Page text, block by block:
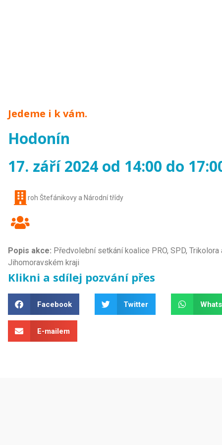
Jedeme i k vám.
Hodonín
17. září 2024 od 14:00 do
roh Štefánikovy a Národní třídy
Popis akce: Předvolební setkání koalice PRO, SPD, Trikolora
Jihomoravském kraji
Klikni a sdílej pozvání přes
Facebook Twitter
E-mailem